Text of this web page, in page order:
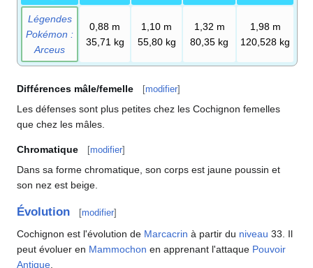
Légendes
Pokémon :
Arceus
0,88 m
35,71 kg
1,10 m
55,80 kg
1,32 m
80,35 kg
1,98 m
120,528 kg
Différences mâle/femelle [modifier]
Les défenses sont plus petites chez les Cochignon femelles
que chez les mâles.
Chromatique [modifier]
Dans sa forme chromatique, son corps est jaune poussin et
son nez est beige.
Évolution [modifier]
Cochignon est l'évolution de Marcacrin à partir du niveau 33. Il
peut évoluer en Mammochon en apprenant l'attaque Pouvoir
Antique